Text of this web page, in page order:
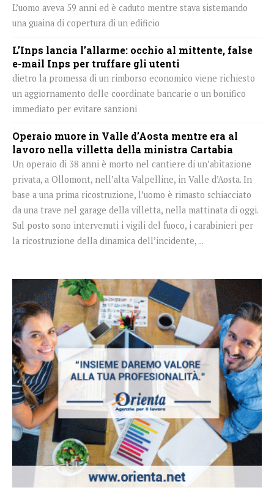
L’uomo aveva 59 anni ed è caduto mentre stava sistemando
una guaina di copertura di un edificio
L’Inps lancia l’allarme: occhio al mittente, false
e-mail Inps per truffare gli utenti
dietro la promessa di un rimborso economico viene richiesto
un aggiornamento delle coordinate bancarie o un bonifico
immediato per evitare sanzioni
Operaio muore in Valle d’Aosta mentre era al
lavoro nella villetta della ministra Cartabia
Un operaio di 38 anni è morto nel cantiere di un’abitazione
privata, a Ollomont, nell’alta Valpelline, in Valle d’Aosta. In
base a una prima ricostruzione, l’uomo è rimasto schiacciato
da una trave nel garage della villetta, nella mattinata di oggi.
Sul posto sono intervenuti i vigili del fuoco, i carabinieri per
la ricostruzione della dinamica dell’incidente, ...